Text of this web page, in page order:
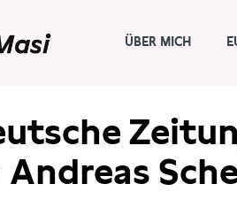
ÜBER MICH
Andreas